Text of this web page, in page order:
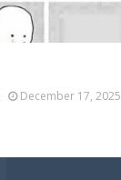
December 17, 2025